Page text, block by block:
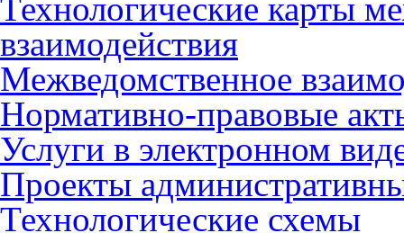
Технологические карты
взаимодействия
Межведомственное
Нормативно-правовые
Услуги в электронном
Проекты
Технологические схемы